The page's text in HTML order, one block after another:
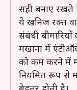
सही बनाए रखते
ये खनिज रक्त
संबंधी
मखाना में
को कम करने में
नियमित रूप से